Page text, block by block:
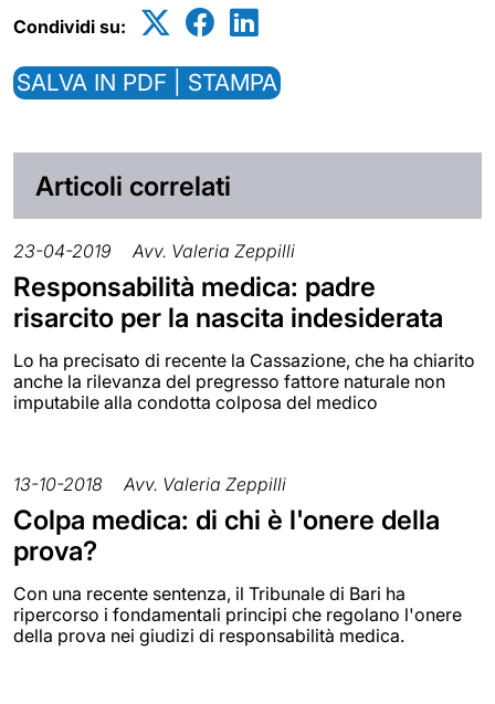
Condividi su:
SALVA IN PDF | STAMPA
Articoli correlati
23-04-2019 Avv. Valeria Zeppilli
Responsabilità medica: padre
risarcito per la nascita indesiderata
Lo ha precisato di recente la Cassazione, che ha chiarito
anche la rilevanza del pregresso fattore naturale non
imputabile alla condotta colposa del medico
13-10-2018 Avv. Valeria Zeppilli
Colpa medica: di chi è l'onere della
prova?
Con una recente sentenza, il Tribunale di Bari ha
ripercorso i fondamentali principi che regolano l'onere
della prova nei giudizi di responsabilità medica.